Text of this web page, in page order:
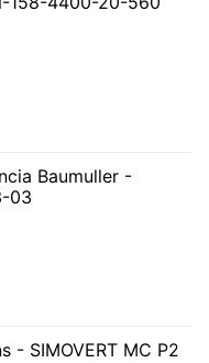
Baumuller -
03
- SIMOVERT MC P2